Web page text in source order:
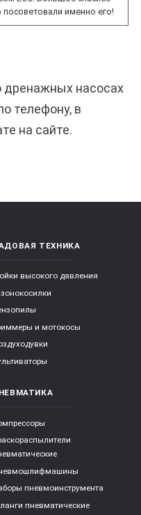
посоветовали именно его!
насосах
телефону, в
на сайте.
ТЕХНИКА
высокого давления
и мотокосы
пневмоинструмента
пневматические